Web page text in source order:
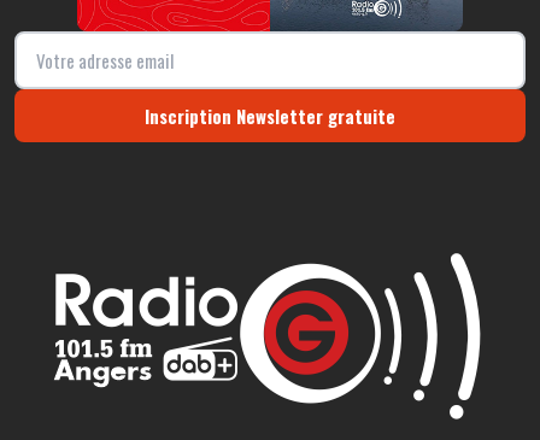
Inscription Newsletter gratuite